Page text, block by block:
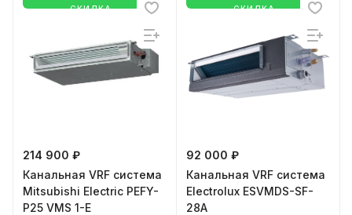
СКИДКА
214 900 ₽
Канальная VRF система
Mitsubishi Electric PEFY-
P25 VMS 1-E
СКИДКА
92 000 ₽
Канальная VRF система
Electrolux ESVMDS-SF-
28A